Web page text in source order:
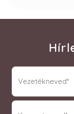
vnev
(Required)
knev